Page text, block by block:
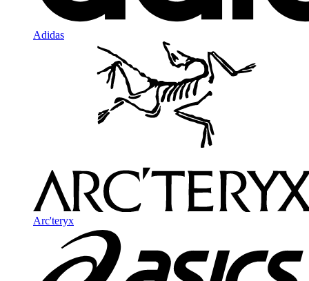
Adidas
Arc'teryx